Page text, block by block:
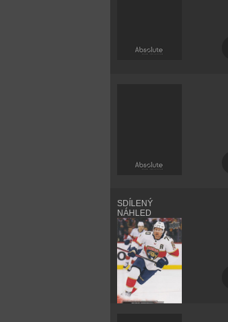
SDÍLENÝ
NÁHLED